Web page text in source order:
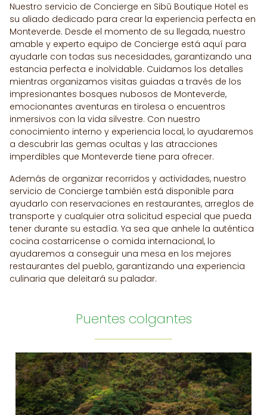
Nuestro servicio de Concierge en Sibū Boutique Hotel es
su aliado dedicado para crear la experiencia perfecta en
Monteverde. Desde el momento de su llegada, nuestro
amable y experto equipo de Concierge está aquí para
ayudarle con todas sus necesidades, garantizando una
estancia perfecta e inolvidable. Cuidamos los detalles
mientras organizamos visitas guiadas a través de los
impresionantes bosques nubosos de Monteverde,
emocionantes aventuras en tirolesa o encuentros
inmersivos con la vida silvestre. Con nuestro
conocimiento interno y experiencia local, lo ayudaremos
a descubrir las gemas ocultas y las atracciones
imperdibles que Monteverde tiene para ofrecer.
Además de organizar recorridos y actividades, nuestro
servicio de Concierge también está disponible para
ayudarlo con reservaciones en restaurantes, arreglos de
transporte y cualquier otra solicitud especial que pueda
tener durante su estadía. Ya sea que anhele la auténtica
cocina costarricense o comida internacional, lo
ayudaremos a conseguir una mesa en los mejores
restaurantes del pueblo, garantizando una experiencia
culinaria que deleitará su paladar.
Puentes colgantes